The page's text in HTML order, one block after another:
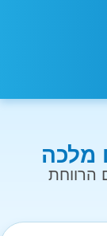
מלכה
הרווחת